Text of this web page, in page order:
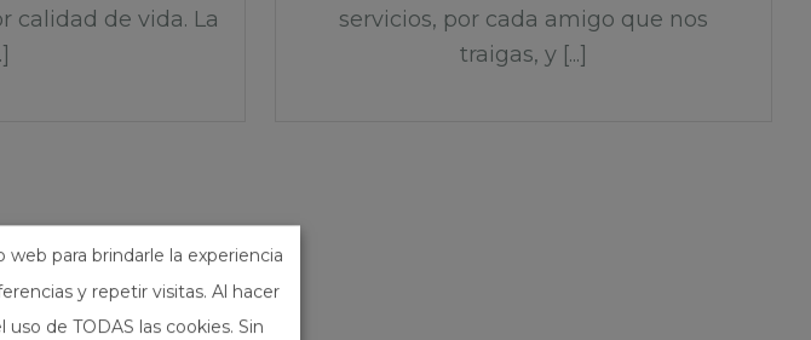
calidad de vida. La
servicios, por cada amigo que nos
traigas, y [...]
para brindarle la experiencia
y repetir visitas. Al hacer
de TODAS las cookies. Sin